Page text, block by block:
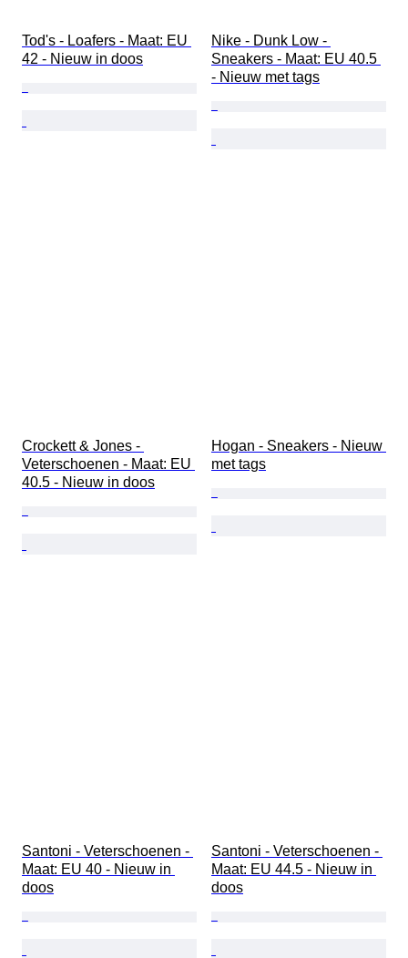
Tod's - Loafers - Maat: EU
42 - Nieuw in doos
Nike - Dunk Low -
Sneakers - Maat: EU 40.5
- Nieuw met tags
Crockett & Jones -
Veterschoenen - Maat: EU
40.5 - Nieuw in doos
Hogan - Sneakers - Nieuw
met tags
Santoni - Veterschoenen -
Maat: EU 40 - Nieuw in
doos
Santoni - Veterschoenen -
Maat: EU 44.5 - Nieuw in
doos